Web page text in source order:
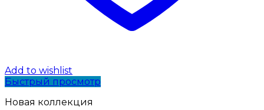
Add to wishlist
Быстрый просмотр
Новая коллекция